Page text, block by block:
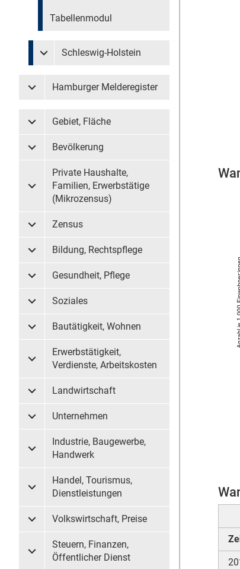
Tabellenmodul
Untermenü Meine Region Schleswig-Holstein
Schleswig-Holstein
Untermenü Hamburger Melderegister
Hamburger Melderegister
Untermenü Gebiet, Fläche
Gebiet, Fläche
Untermenü Bevölkerung
Bevölkerung
Untermenü Private Haushalte, Familien,
Private Haushalte,
Familien, Erwerbstätige
(Mikrozensus)
Untermenü Zensus
Zensus
Untermenü Bildung, Rechtspflege
Bildung, Rechtspflege
Untermenü Gesundheit, Pflege
Gesundheit, Pflege
Untermenü Soziales
Soziales
Untermenü Bautätigkeit, Wohnen
Bautätigkeit, Wohnen
Untermenü Erwerbstätigkeit, Verdienste,
Erwerbstätigkeit,
Verdienste, Arbeitskosten
Untermenü Landwirtschaft
Landwirtschaft
Untermenü Unternehmen
Unternehmen
Untermenü Industrie, Baugewerbe, Handwerk
Industrie, Baugewerbe,
Handwerk
Untermenü Handel, Tourismus, Dienstleistungen
Handel, Tourismus,
Dienstleistungen
Untermenü Volkswirtschaft, Preise
Volkswirtschaft, Preise
Untermenü Steuern, Finanzen, Öffentlicher Dienst
Steuern, Finanzen,
Öffentlicher Dienst
Anzahl je